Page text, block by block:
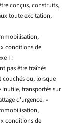
conçus, construits,
toute excitation,
conditions de
I :
pas être traînés
couchés ou, lorsque
inutile, transportés sur
d'urgence. »
conditions de